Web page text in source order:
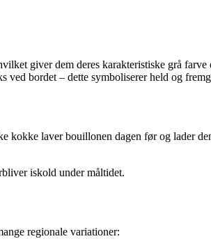
giver dem deres karakteristiske grå
ved bordet – dette symboliserer held og
laver bouillonen dagen før og lader
iskold under måltidet.
regionale variationer: